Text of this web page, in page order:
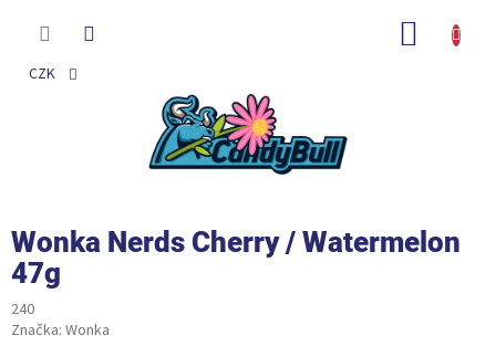
CZK
Wonka Nerds Cherry / Watermelon
47g
240
Značka: Wonka